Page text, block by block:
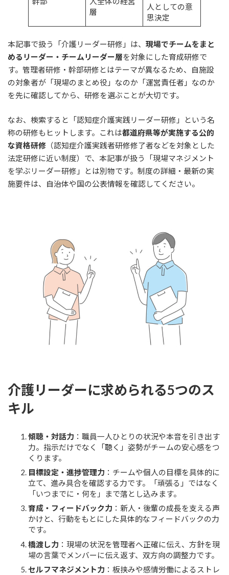
層
人としての意
思決定
本記事で扱う「介護リーダー研修」は、 現場でチームをまと
めるリーダー・チームリーダー層を対象にした育成研修で
す。管理者研修・幹部研修とはテーマが異なるため、自施設
の対象者が「現場のまとめ役」なのか「運営責任者」なのか
を先に確認してから、研修を選ぶことが大切です。
なお、検索すると「認知症介護実践リーダー研修」という名
称の研修もヒットします。これは都道府県等が実施する公的
な資格研修 （認知症介護実践者研修修了者などを対象とした
法定研修に近い制度）で、本記事が扱う「現場マネジメント
を学ぶリーダー研修」とは別物です。制度の詳細・最新の実
施要件は、自治体や国の公表情報を確認してください。
介護リーダーに求められる5つのス
キル
傾聴・対話力 ：職員一人ひとりの状況や本音を引き出す
力。指示だけでなく「聴く」姿勢がチームの安心感をつ
くります。
目標設定・進捗管理力 ：チームや個人の目標を具体的に
立て、進み具合を確認する力です。「頑張る」ではなく
「いつまでに・何を」まで落とし込みます。
育成・フィードバック力 ：新人・後輩の成長を支える声
かけと、行動をもとにした具体的なフィードバックの力
です。
橋渡し力 ：現場の状況を管理者へ正確に伝え、方針を現
場の言葉でメンバーに伝え返す、双方向の調整力です。
セルフマネジメント力 ：板挟みや感情労働によるストレ